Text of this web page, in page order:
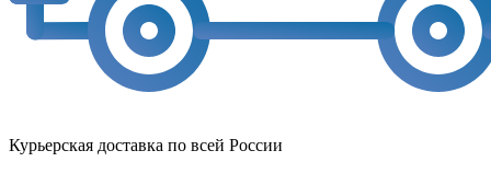
Курьерская доставка по всей России